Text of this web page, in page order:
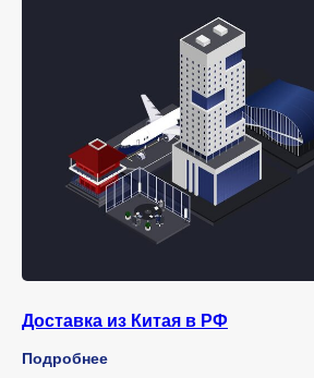
Доставка из Китая в РФ
Подробнее